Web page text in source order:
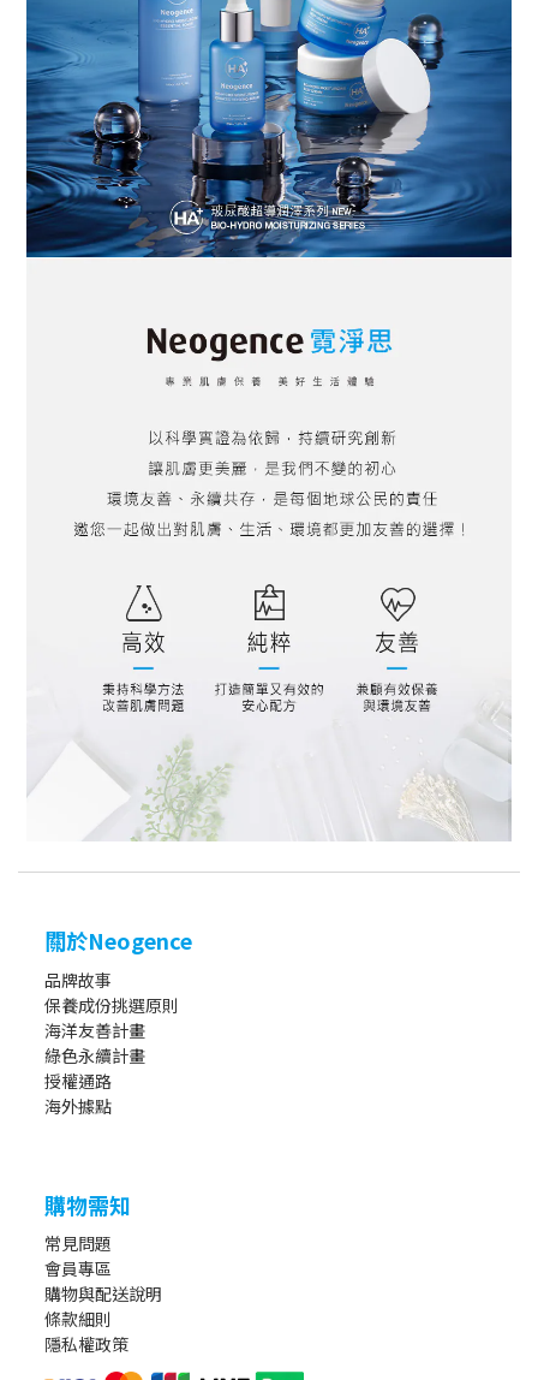
關於Neogence
品牌故事
保養成份挑選原則
海洋友善計畫
綠色永續計畫
授權通路
海外據點
購物需知
常見問題
會員專區
購物與配送說明
條款細則
隱私權政策